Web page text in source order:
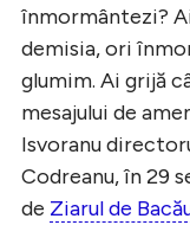
înmormântezi?
demisia, ori
glumim. Ai grijă
mesajului de
Isvoranu
Codreanu, în 29
de Ziarul de